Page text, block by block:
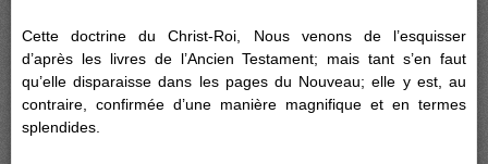
Cette doctrine du Christ-Roi, Nous venons de l’esquisser
d’après les livres de l’Ancien Testament; mais tant s’en faut
qu’elle disparaisse dans les pages du Nouveau; elle y est, au
contraire, confirmée d’une manière magnifique et en termes
splendides.